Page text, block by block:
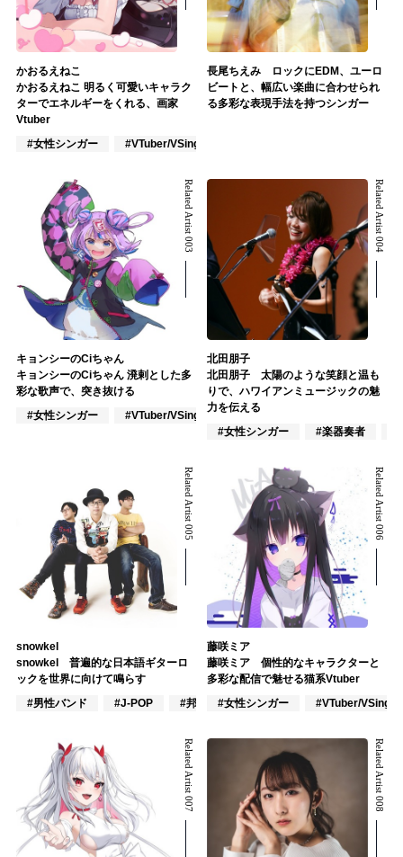
かおるえねこ
かおるえねこ 明るく可愛いキャラク
ターでエネルギーをくれる、画家
Vtuber
#女性シンガー
#VTuber/VSinger
長尾ちえみ ロックにEDM、ユーロ
ビートと、幅広い楽曲に合わせられ
る多彩な表現手法を持つシンガー
Related Artist 003
キョンシーのCiちゃん
キョンシーのCiちゃん 溌剌とした多
彩な歌声で、突き抜ける
#女性シンガー
#VTuber/VSinger #ポップス
Related Artist 004
北田朋子
北田朋子 太陽のような笑顔と温も
りで、ハワイアンミュージックの魅
力を伝える
#女性シンガー
#楽器奏者
Related Artist 005
snowkel
snowkel 普遍的な日本語ギターロ
ックを世界に向けて鳴らす
#男性バンド
#J-POP #邦ロック
Related Artist 006
藤咲ミア
藤咲ミア 個性的なキャラクターと
多彩な配信で魅せる猫系Vtuber
#女性シンガー
#VTuber/VSinger
Related Artist 007 Related Artist 008